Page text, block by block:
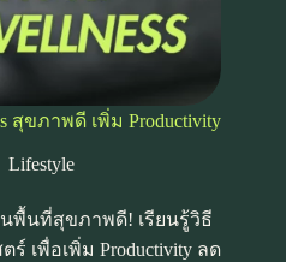
สุขภาพดี เพิ่ม Productivity
Lifestyle
พื้นที่สุขภาพดี! เรียนรู้วิธี
เพื่อเพิ่ม Productivity ลด